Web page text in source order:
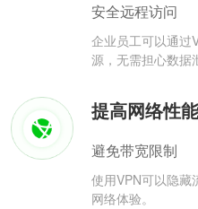
安全远程访问
企业员工可以通过
源，无需担心数据
提高网络性能
避免带宽限制
使用VPN可以隐藏
网络体验。